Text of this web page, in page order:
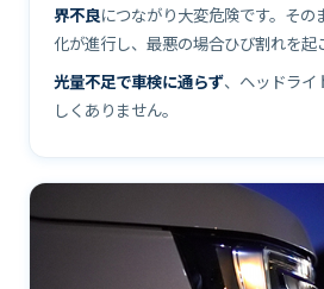
界不良につながり大変危険です。そ
化が進行し、最悪の場合ひび割れを起
光量不足で車検に通らず、ヘッドライ
しくありません。